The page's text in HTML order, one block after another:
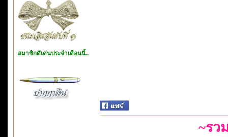
สมาชิกดีเด่นประจำเดือนนี้..
~รว